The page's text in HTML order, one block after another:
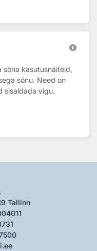
sõna kasutusnäiteid,
sõnu. Need on
sisaldada vigu.
Tallinn